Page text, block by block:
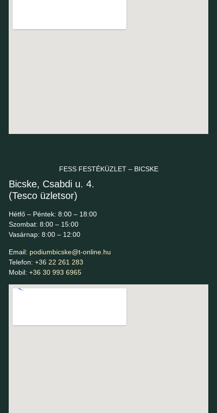
FESS FESTÉKÜZLET – BICSKE
Bicske, Csabdi u. 4.
(Tesco üzletsor)
Hétfő – Péntek: 8:00 – 18:00
Szombat: 8:00 – 15:00
Vasárnap: 8:00 – 12:00
Email: podiumbicske@t-online.hu
Telefon: +36 22 261 283
Mobil: +36 30 993 6965